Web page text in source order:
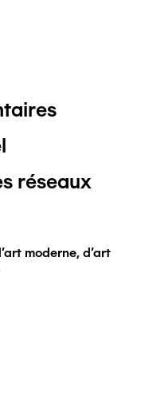
réseaux
moderne, d'art